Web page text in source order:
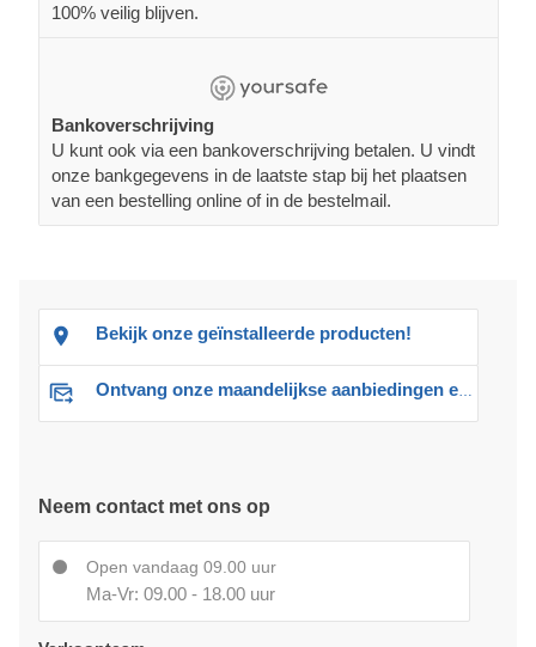
100% veilig blijven.
Bankoverschrijving
U kunt ook via een bankoverschrijving betalen. U vindt
onze bankgegevens in de laatste stap bij het plaatsen
van een bestelling online of in de bestelmail.
Bekijk onze geïnstalleerde producten!
Ontvang onze maandelijkse aanbiedingen en advies
Neem contact met ons op
Open vandaag 09.00 uur
Ma-Vr: 09.00 - 18.00 uur